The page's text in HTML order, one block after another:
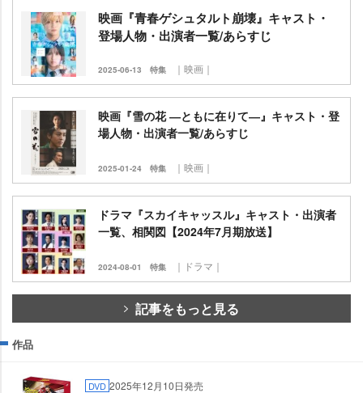
映画『青春ゲシュタルト崩壊』キャスト・
登場人物・出演者一覧/あらすじ
2025-06-13 特集 ｜映画｜
映画『雪の花 ―ともに在りて―』キャスト・登
場人物・出演者一覧/あらすじ
2025-01-24 特集 ｜映画｜
ドラマ『スカイキャッスル』キャスト・出演者
一覧、相関図【2024年7月期放送】
2024-08-01 特集 ｜ドラマ｜
記事をもっと見る
作品
DVD 2025年12月10日発売